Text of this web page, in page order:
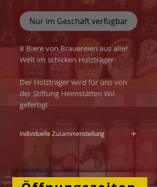
Nur im Geschäft verfügbar
8 Biere von Brauereien aus aller
Welt im schicken Holzträger
Der Holzträger wird für uns von
der Stiftung Heimstätten Wil
gefertigt
Individuelle Zusammenstellung
Richtpreise. Je nach
Zusammenstellung kann der Preis
leicht abweichen.